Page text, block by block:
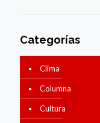
Categorías
Clima
Columna
Cultura